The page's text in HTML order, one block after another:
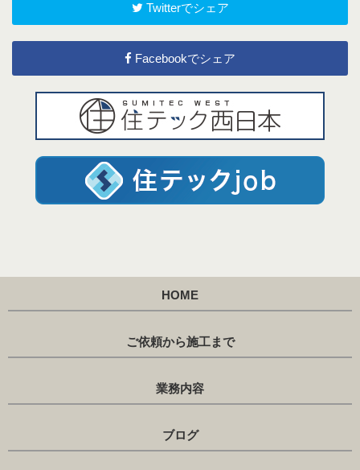
Twitterでシェア
Facebookでシェア
HOME
ご依頼から施工まで
業務内容
ブログ